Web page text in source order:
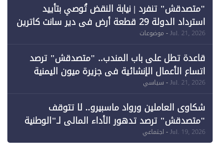
"متصدقش" تنفرد | نيابة النقض تُوصي بتأييد
استرداد الدولة 29 قطعة أرض في دير سانت كاترين
وقبول طعن الحكومة جزئيًا (1)
Jul. 21, 2026- موضوعات
قاعدة تطل على باب المندب.. "متصدقش" ترصد
اتساع الأعمال الإنشائية في جزيرة ميون اليمنية
Jul. 21, 2026- سياسي
شكاوى العاملين ورواد ماسبيرو.. لا تتوقف
"متصدقش" ترصد تدهور الأداء المالي لـ"الوطنية
للإعلام"
Jul. 19, 2026- اجتماعي